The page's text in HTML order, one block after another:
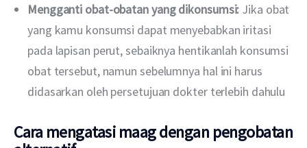
Mengganti obat-obatan yang dikonsumsi: Jika obat
yang kamu konsumsi dapat menyebabkan iritasi
pada lapisan perut, sebaiknya hentikanlah konsumsi
obat tersebut, namun sebelumnya hal ini harus
didasarkan oleh persetujuan dokter terlebih dahulu
Cara mengatasi maag dengan pengobatan